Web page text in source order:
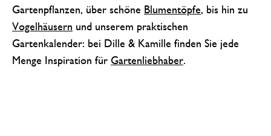
Gartenpflanzen, über schöne Blumentöpfe, bis hin zu
Vogelhäusern und unserem praktischen
Gartenkalender: bei Dille & Kamille finden Sie jede
Menge Inspiration für Gartenliebhaber.